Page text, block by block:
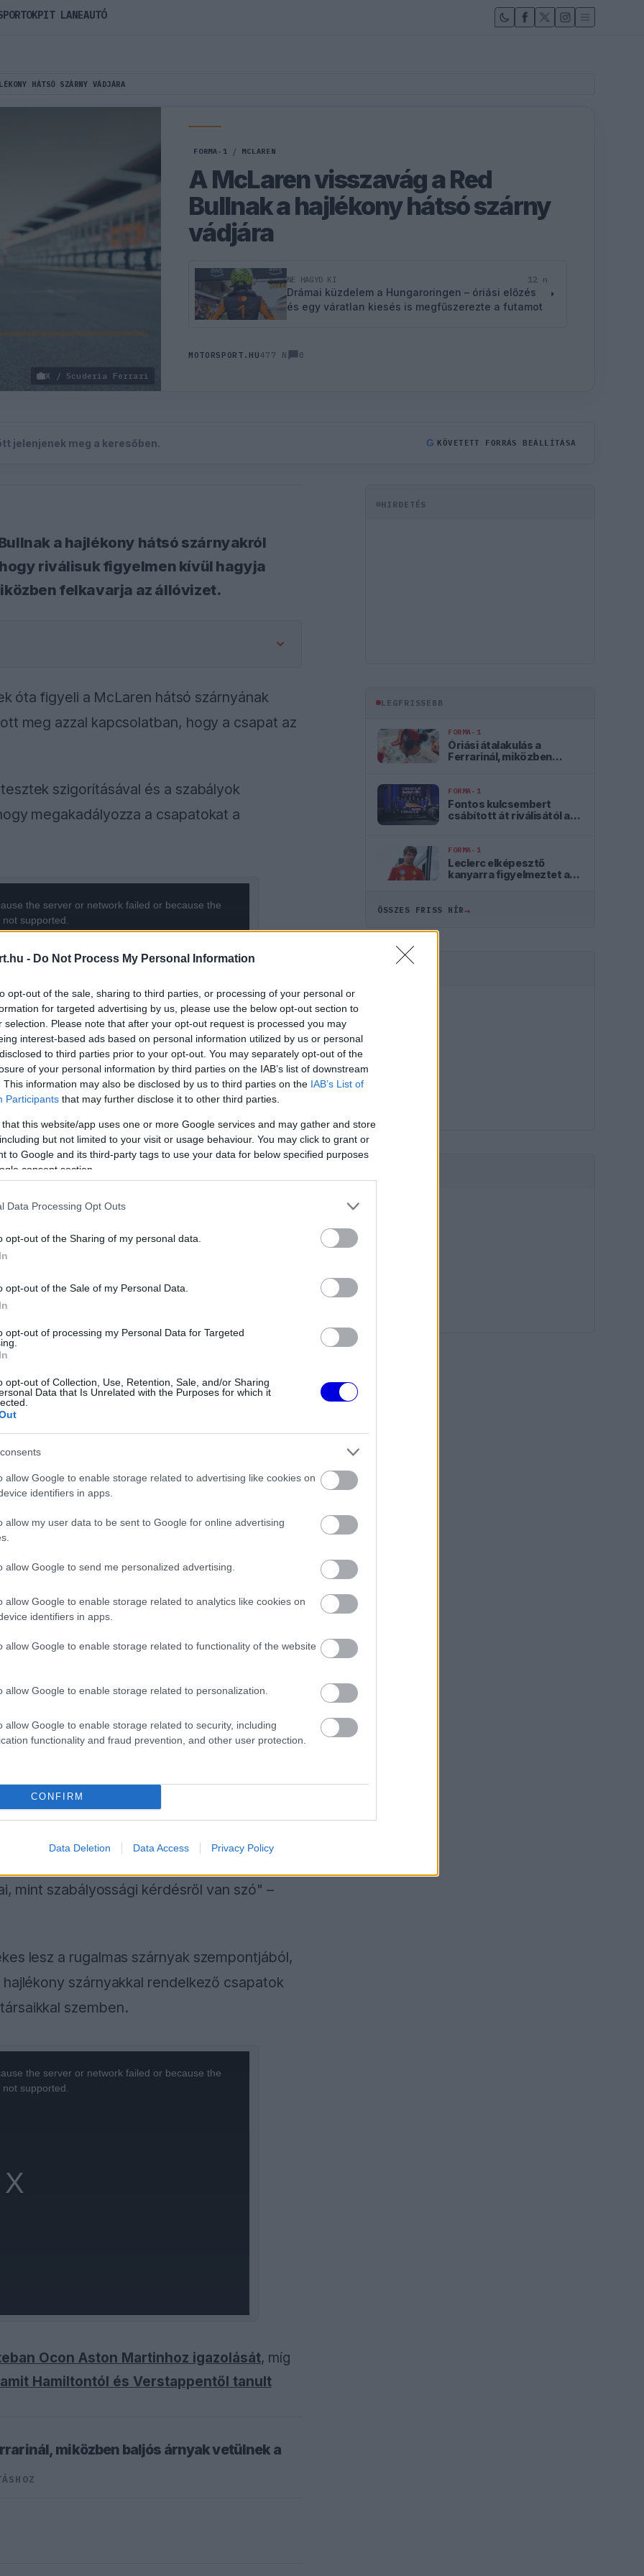
- Do Not Process My Personal Information
opt-out of the sale, sharing to third parties, or processing of your personal or
for targeted advertising by us, please use the below opt-out section to
selection. Please note that after your opt-out request is processed you may
interest-based ads based on personal information utilized by us or personal
to third parties prior to your opt-out. You may separately opt-out of the
of your personal information by third parties on the IAB’s list of downstream
This information may also be disclosed by us to third parties on the IAB’s List of
Participants that may further disclose it to other third parties.
that this website/app uses one or more Google services and may gather and store
but not limited to your visit or usage behaviour. You may click to grant or
to Google and its third-party tags to use your data for below specified purposes
consent section.
Data Processing Opt Outs
opt-out of the Sharing of my personal data.
opt-out of the Sale of my Personal Data.
opt-out of processing my Personal Data for Targeted
opt-out of Collection, Use, Retention, Sale, and/or Sharing
Data that Is Unrelated with the Purposes for which it
allow Google to enable storage related to advertising like cookies on
identifiers in apps.
allow my user data to be sent to Google for online advertising
allow Google to send me personalized advertising.
allow Google to enable storage related to analytics like cookies on
identifiers in apps.
allow Google to enable storage related to functionality of the website
allow Google to enable storage related to personalization.
allow Google to enable storage related to security, including
functionality and fraud prevention, and other user protection.
CONFIRM
Data Deletion Data Access Privacy Policy
HÁTSÓ SZÁRNY VÁDJÁRA
X / Scuderia Ferrari
FORMA-1 / MCLAREN
A McLaren visszavág a Red
Bullnak a hajlékony hátsó szárny
vádjára
NE HAGYD KI 12 n
Drámai küzdelem a Hungaroringen – óriási előzés
és egy váratlan kiesés is megfűszerezte a futamot
MOTORSPORT.HU477 N 0
jelenjenek meg a keresőben. G KÖVETETT FORRÁS BEÁLLÍTÁSA
a hajlékony hátsó szárnyakról
riválisuk figyelmen kívül hagyja
felkavarja az állóvizet.
óta figyeli a McLaren hátsó szárnyának
meg azzal kapcsolatban, hogy a csapat az
szigorításával és a szabályok
megakadályozza a csapatokat a
the server or network failed or because the
supported.
Nagydíjról, amely az MCL39 hajlékony
Max Verstappen
amikor azt mondta, elég nyilvánvaló,
a legfontosabb
és
FORMA-1
Bankot robbanthat a Ferrari Max
tartatom be őket. Amit én látok, azt
meg.
más perspektívát kínált: „Tényleg azon
Arról van szó, hogy vannak autók,
rugalmasságot, és vannak, amelyek
annak keretein belül hajlékony
vagy 200 kilogrammal terhelik, elhajlik."
és ők keményen dolgoznak azért, hogy
a nagy sebességű kanyarokban, még
és a terhelést, de amíg a
mint szabályossági kérdésről van szó" –
lesz a rugalmas szárnyak szempontjából,
szárnyakkal rendelkező csapatok
szemben.
the server or network failed or because the
supported.
Ocon Aston Martinhoz igazolását, míg
Hamiltontól és Verstappentől tanult
miközben baljós árnyak vetülnek a
HIRDETÉS
LEGFRISSEBB
FORMA-1
Óriási átalakulás a
Ferrarinál, miközben
FORMA-1
Fontos kulcsembert
csábított át riválisától a
FORMA-1
Leclerc elképesztő
kanyarra figyelmeztet a
ÖSSZES FRISS HÍR→
PIT LANEAUTÓ